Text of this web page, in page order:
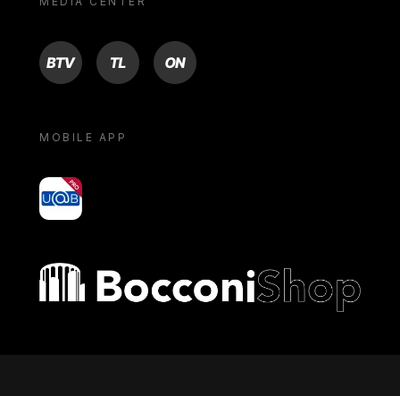
BTV TL ON
MOBILE APP
yoU@B
Bocconi shop